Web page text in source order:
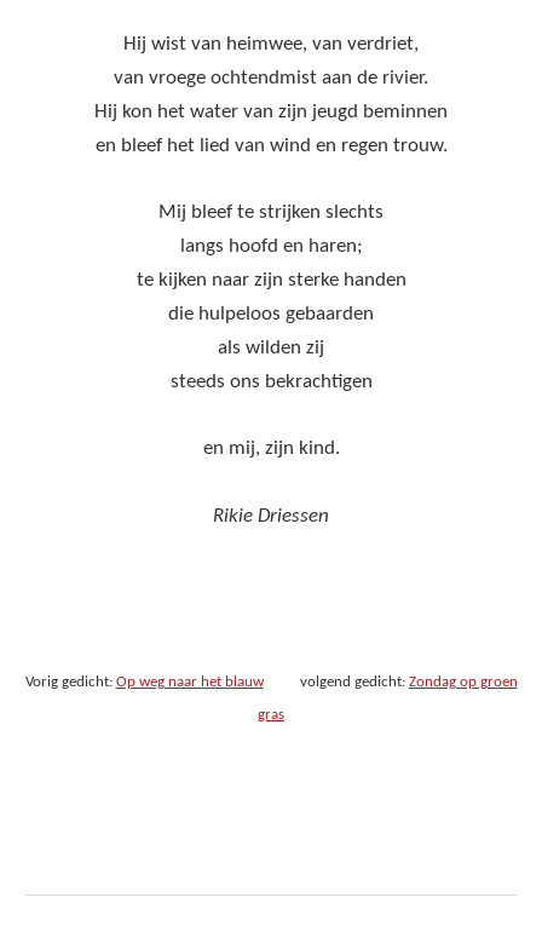
Hij wist van heimwee, van verdriet,
van vroege ochtendmist aan de rivier.
Hij kon het water van zijn jeugd beminnen
en bleef het lied van wind en regen trouw.
Mij bleef te strijken slechts
langs hoofd en haren;
te kijken naar zijn sterke handen
die hulpeloos gebaarden
als wilden zij
steeds ons bekrachtigen
en mij, zijn kind.
Rikie Driessen
Vorig gedicht: Op weg naar het blauwvolgend gedicht: Zondag op groen
gras